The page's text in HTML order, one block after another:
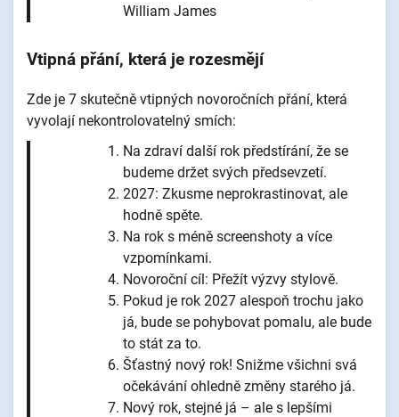
William James
Vtipná přání, která je rozesmějí
Zde je 7 skutečně vtipných novoročních přání, která
vyvolají nekontrolovatelný smích:
Na zdraví další rok předstírání, že se
budeme držet svých předsevzetí.
2027: Zkusme neprokrastinovat, ale
hodně spěte.
Na rok s méně screenshoty a více
vzpomínkami.
Novoroční cíl: Přežít výzvy stylově.
Pokud je rok 2027 alespoň trochu jako
já, bude se pohybovat pomalu, ale bude
to stát za to.
Šťastný nový rok! Snižme všichni svá
očekávání ohledně změny starého já.
Nový rok, stejné já – ale s lepšími